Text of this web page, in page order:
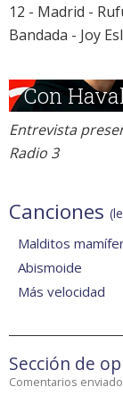
12 - Madrid -
Bandada - Joy
Entrevista
Radio 3
Canciones
Malditos
Abismoide
Más velocidad
Sección de
Comentarios